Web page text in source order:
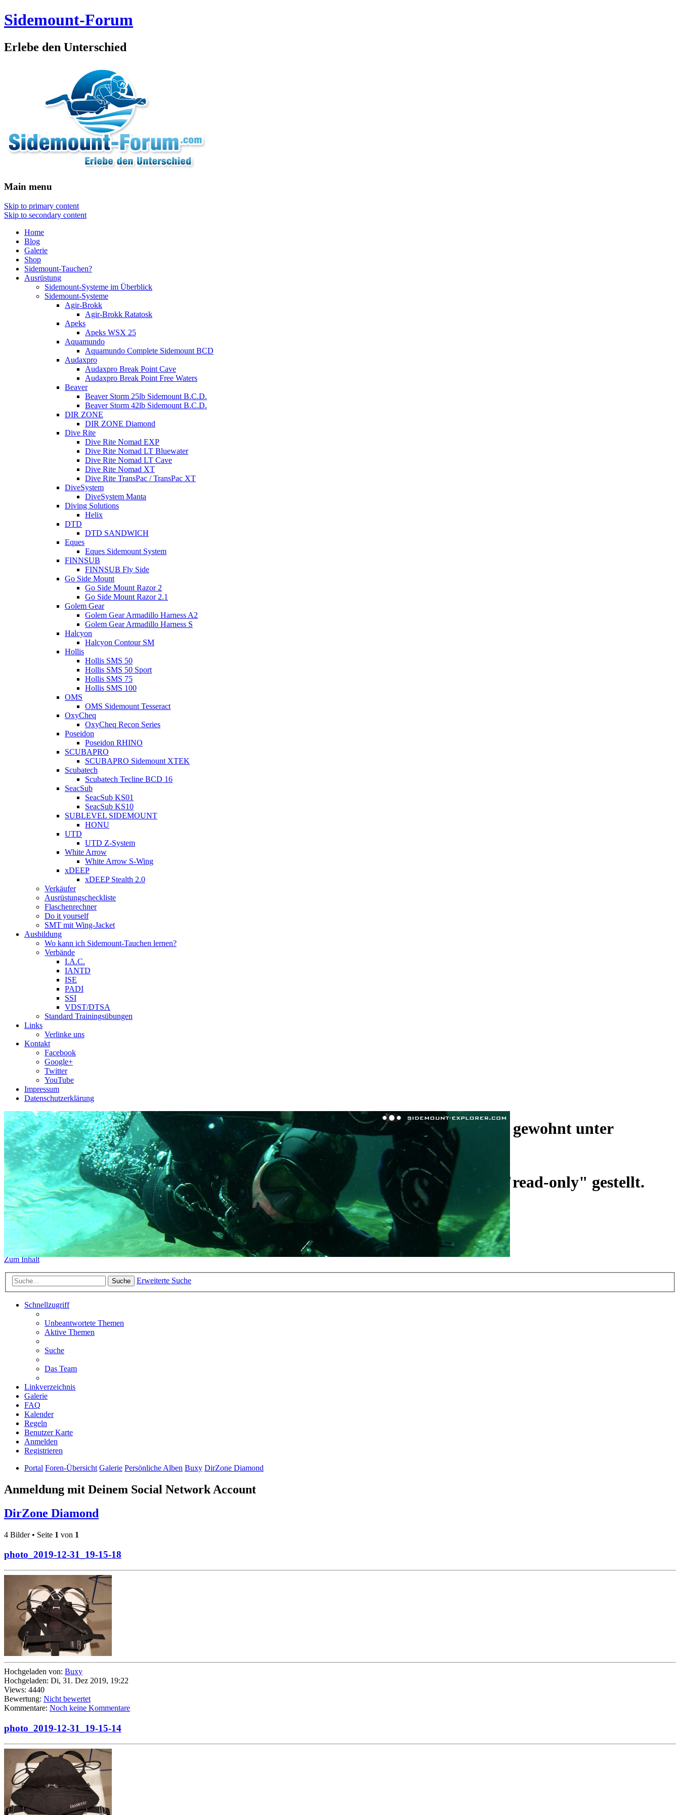
Sidemount-Forum
Erlebe den Unterschied
Main menu
Skip to primary content
Skip to secondary content
Home
Blog
Galerie
Shop
Sidemount-Tauchen?
Ausrüstung
Sidemount-Systeme im Überblick
Sidemount-Systeme
Agir-Brokk
Agir-Brokk Ratatosk
Apeks
Apeks WSX 25
Aquamundo
Aquamundo Complete Sidemount BCD
Audaxpro
Audaxpro Break Point Cave
Audaxpro Break Point Free Waters
Beaver
Beaver Storm 25lb Sidemount B.C.D.
Beaver Storm 42lb Sidemount B.C.D.
DIR ZONE
DIR ZONE Diamond
Dive Rite
Dive Rite Nomad EXP
Dive Rite Nomad LT Bluewater
Dive Rite Nomad LT Cave
Dive Rite Nomad XT
Dive Rite TransPac / TransPac XT
DiveSystem
DiveSystem Manta
Diving Solutions
Helix
DTD
DTD SANDWICH
Eques
Eques Sidemount System
FINNSUB
FINNSUB Fly Side
Go Side Mount
Go Side Mount Razor 2
Go Side Mount Razor 2.1
Golem Gear
Golem Gear Armadillo Harness A2
Golem Gear Armadillo Harness S
Halcyon
Halcyon Contour SM
Hollis
Hollis SMS 50
Hollis SMS 50 Sport
Hollis SMS 75
Hollis SMS 100
OMS
OMS Sidemount Tesseract
OxyCheq
OxyCheq Recon Series
Poseidon
Poseidon RHINO
SCUBAPRO
SCUBAPRO Sidemount XTEK
Scubatech
Scubatech Tecline BCD 16
SeacSub
SeacSub KS01
SeacSub KS10
SUBLEVEL SIDEMOUNT
HONU
UTD
UTD Z-System
White Arrow
White Arrow S-Wing
xDEEP
xDEEP Stealth 2.0
Verkäufer
Ausrüstungscheckliste
Flaschenrechner
Do it yourself
SMT mit Wing-Jacket
Ausbildung
Wo kann ich Sidemount-Tauchen lernen?
Verbände
I.A.C.
IANTD
ISE
PADI
SSI
VDST/DTSA
Standard Trainingsübungen
Links
Verlinke uns
Kontakt
Facebook
Google+
Twitter
YouTube
Impressum
Datenschutzerklärung
Das Sidemount-Forum ist auf ein neues Forensystem umgezogen und wie gewohnt unter
https://www.sidemount-forum.comerreichbar.
Das alte Forum hier existiert nur aufgrund der
alten Galerieund ist auf "read-only" gestellt.
Sidemount-Forum
Erlebe den Unterschied
Zum Inhalt
Suche Erweiterte Suche
Schnellzugriff
Unbeantwortete Themen
Aktive Themen
Suche
Das Team
Linkverzeichnis
Galerie
FAQ
Kalender
Regeln
Benutzer Karte
Anmelden
Registrieren
Portal Foren-Übersicht Galerie Persönliche Alben Buxy DirZone Diamond
Anmeldung mit Deinem Social Network Account
DirZone Diamond
4 Bilder • Seite 1 von 1
photo_2019-12-31_19-15-18
Hochgeladen von: Buxy
Hochgeladen: Di, 31. Dez 2019, 19:22
Views: 4440
Bewertung: Nicht bewertet
Kommentare: Noch keine Kommentare
photo_2019-12-31_19-15-14